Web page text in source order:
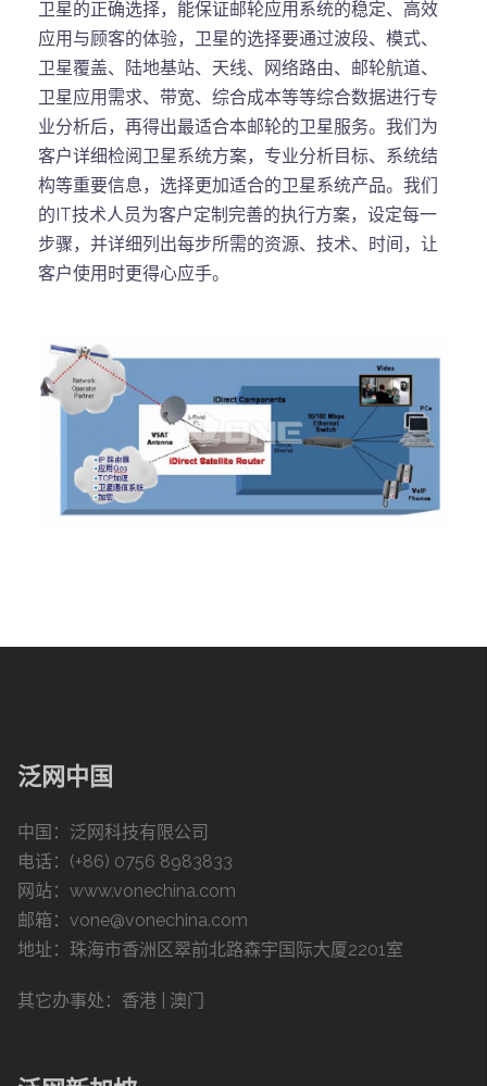
卫星的正确选择，能保证邮轮应用系统的稳定、高效
应用与顾客的体验，卫星的选择要通过波段、模式、
卫星覆盖、陆地基站、天线、网络路由、邮轮航道、
卫星应用需求、带宽、综合成本等等综合数据进行专
业分析后，再得出最适合本邮轮的卫星服务。我们为
客户详细检阅卫星系统方案，专业分析目标、系统结
构等重要信息，选择更加适合的卫星系统产品。我们
的IT技术人员为客户定制完善的执行方案，设定每一
步骤，并详细列出每步所需的资源、技术、时间，让
客户使用时更得心应手。
泛网中国
中国：泛网科技有限公司
电话：(+86) 0756 8983833
网站： www.vonechina.com
邮箱：vone@vonechina.com
地址：珠海市香洲区翠前北路森宇国际大厦2201室
其它办事处： 香港 | 澳门